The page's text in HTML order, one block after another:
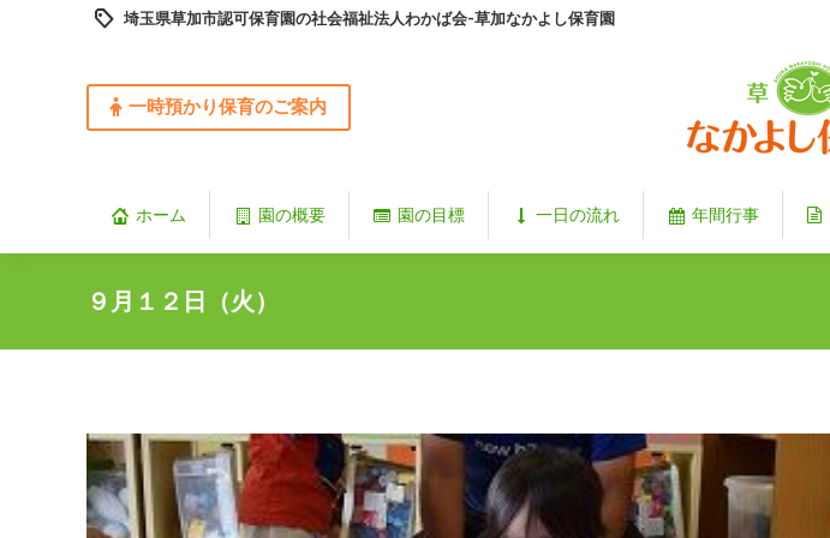
埼玉県草加市認可保育園の社会福祉法人わかば会-草加なかよし保育園
一時預かり保育のご案内
ホーム 園の概要 園の目標 一日の流れ 年間行事
９月１２日（火）